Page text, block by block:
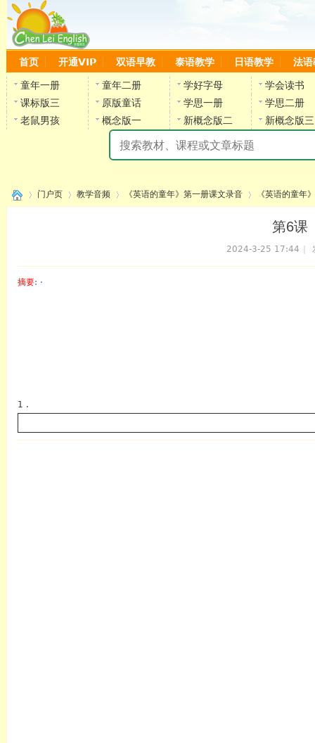
首页 开通VIP 双语早教 泰语教学 日语教学 法语
童年一册 童年二册 学好字母
学会读书
课标版三
原版童话 学思一册
学思二册
老鼠男孩
概念版一 新概念版二 新概念版三
门户页 教学音频 《英语的童年》第一册课文录音 《英语的童年
第6课
2024-3-25 17:44
摘要: ·
1 .